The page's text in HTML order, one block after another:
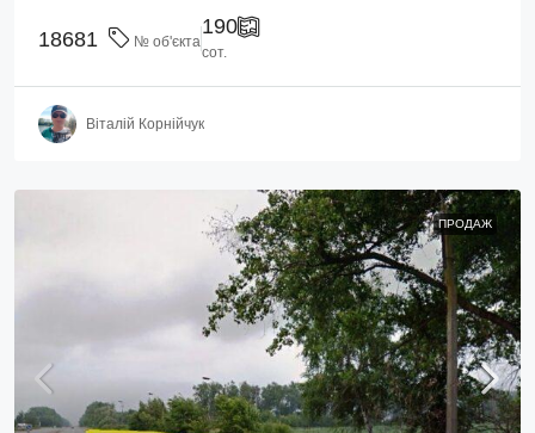
18681 № об'єкта
190
сот.
Віталій Корнійчук
ПРОДАЖ